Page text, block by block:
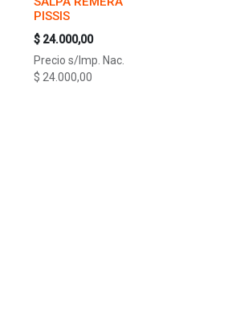
PISSIS
$ 24.000,00
Precio s/Imp. Nac.
$ 24.000,00